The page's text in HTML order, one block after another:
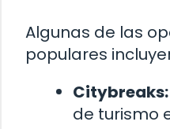
Algunas de las
populares
Citybreaks:
de turismo